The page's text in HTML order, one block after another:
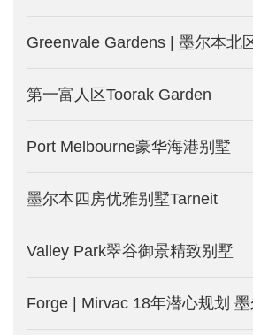
第一富人区Toorak Garden
Port Melbourne豪华海港别墅
墨尔本四房优雅别墅Tarneit
Valley Park翠谷御景精致别墅